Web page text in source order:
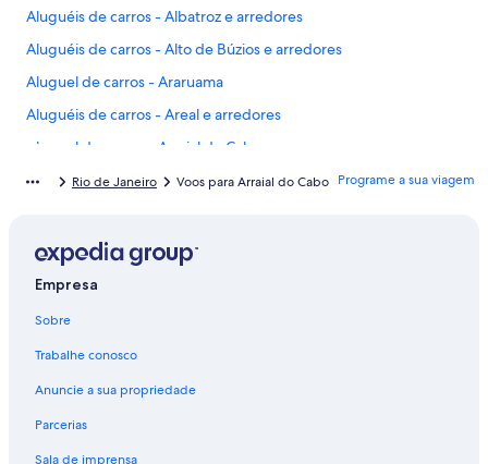
Aluguéis de carros - Albatroz e arredores
Aluguéis de carros - Alto de Búzios e arredores
Aluguel de carros - Araruama
Aluguéis de carros - Areal e arredores
Aluguel de carros - Arraial do Cabo
Aluguéis de carros - Bacaxa e arredores
Aluguéis de carros - Baixo Grande e arredores
Aluguéis de carros - Barra de São João e arredores
Rio de Janeiro Voos para Arraial do Cabo Programe a sua viagem
Empresa
Sobre
Trabalhe conosco
Anuncie a sua propriedade
Parcerias
Sala de imprensa